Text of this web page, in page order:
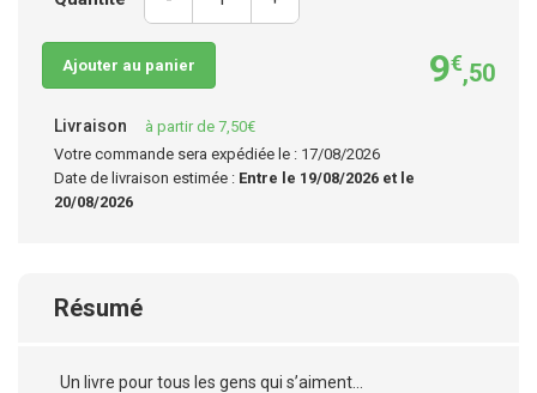
Ajouter au panier 9€,50
Livraison
à partir de 7,50€
Votre commande sera expédiée le : 17/08/2026
Date de livraison estimée : Entre le 19/08/2026 et le
20/08/2026
Résumé
Un livre pour tous les gens qui s’aiment…